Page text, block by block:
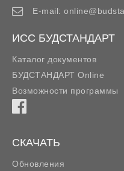
E-mail:
ИСС БУДСТАНДАРТ
Каталог документов
БУДСТАНДАРТ Online
Возможности программы
СКАЧАТЬ
Обновления